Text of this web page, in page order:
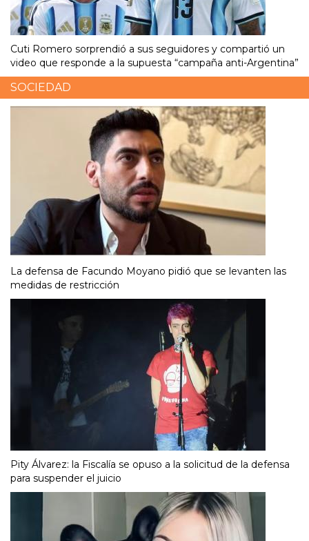
Cuti Romero sorprendió a sus seguidores y compartió un
video que responde a la supuesta “campaña anti-Argentina”
SOCIEDAD
La defensa de Facundo Moyano pidió que se levanten las
medidas de restricción
Pity Álvarez: la Fiscalía se opuso a la solicitud de la defensa
para suspender el juicio